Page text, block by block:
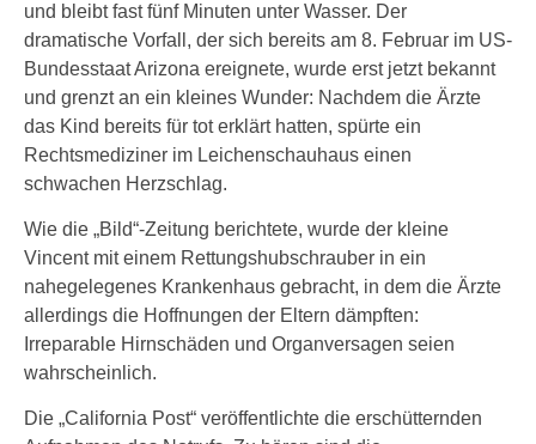
und bleibt fast fünf Minuten unter Wasser. Der
dramatische Vorfall, der sich bereits am 8. Februar im US-
Bundesstaat Arizona ereignete, wurde erst jetzt bekannt
und grenzt an ein kleines Wunder: Nachdem die Ärzte
das Kind bereits für tot erklärt hatten, spürte ein
Rechtsmediziner im Leichenschauhaus einen
schwachen Herzschlag.
Wie die „Bild“-Zeitung berichtete, wurde der kleine
Vincent mit einem Rettungshubschrauber in ein
nahegelegenes Krankenhaus gebracht, in dem die Ärzte
allerdings die Hoffnungen der Eltern dämpften:
Irreparable Hirnschäden und Organversagen seien
wahrscheinlich.
Die „California Post“ veröffentlichte die erschütternden